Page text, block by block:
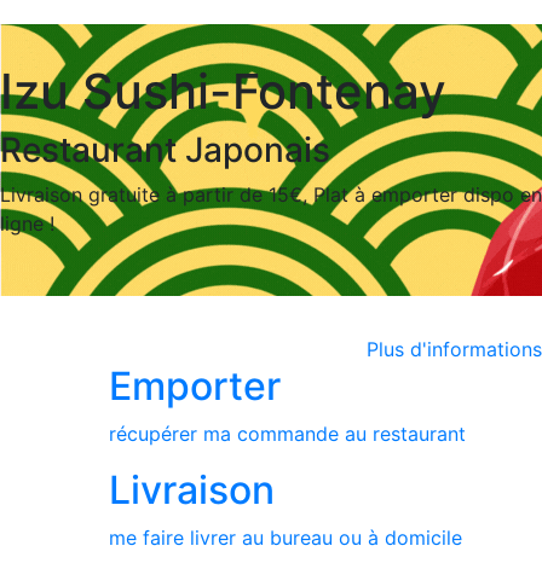
Izu Sushi-Fontenay
Restaurant Japonais
Livraison gratuite à partir de 15€, Plat à emporter dispo en
ligne !
Plus d'informations
Emporter
récupérer ma commande au restaurant
Livraison
me faire livrer au bureau ou à domicile